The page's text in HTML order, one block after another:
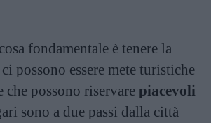
fondamentale è tenere la
ci possono essere mete turistiche
che possono riservare piacevoli
sono a due passi dalla città